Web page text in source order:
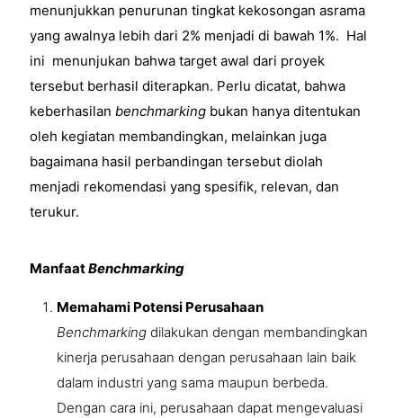
menunjukkan penurunan tingkat kekosongan asrama
yang awalnya lebih dari 2% menjadi di bawah 1%. Hal
ini menunjukan bahwa target awal dari proyek
tersebut berhasil diterapkan. Perlu dicatat, bahwa
keberhasilan benchmarking bukan hanya ditentukan
oleh kegiatan membandingkan, melainkan juga
bagaimana hasil perbandingan tersebut diolah
menjadi rekomendasi yang spesifik, relevan, dan
terukur.
ManfaatBenchmarking
Memahami Potensi Perusahaan
Benchmarking dilakukan dengan membandingkan
kinerja perusahaan dengan perusahaan lain baik
dalam industri yang sama maupun berbeda.
Dengan cara ini, perusahaan dapat mengevaluasi